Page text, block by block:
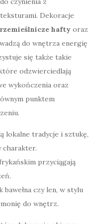
Dekoracje
rzemieślnicze hafty oraz
do wnętrza energię
się także takie
odzwierciedlają
wykończenia oraz
punktem
lokalne tradycje i sztukę,
charakter.
przyciągają
bawełna czy len, w stylu
do wnętrz.